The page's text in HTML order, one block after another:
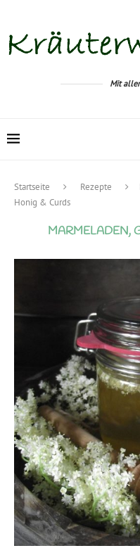
Mit
Startseite Rezepte
Honig & Curds
MARMELADEN,